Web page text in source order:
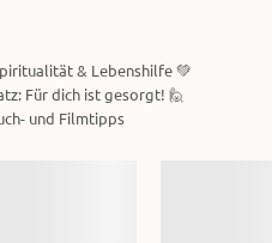
& Lebenshilfe 💚
Für dich ist gesorgt! 🙋
und Filmtipps